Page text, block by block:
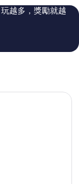
評
論
越多，獎勵就越